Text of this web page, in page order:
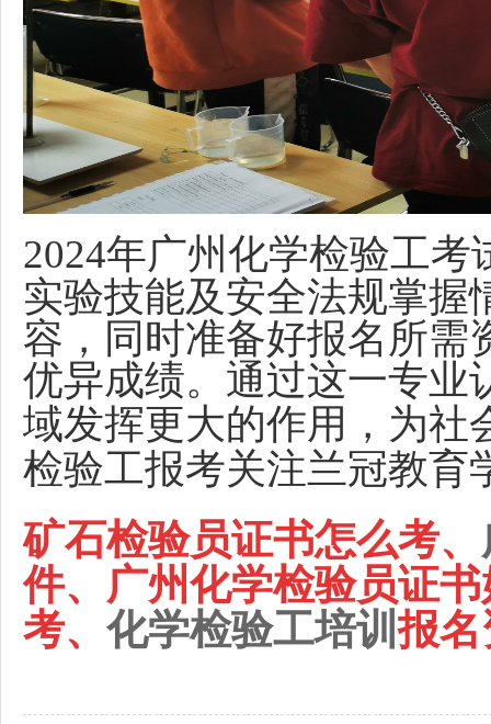
2024年广州化学检验工考
实验技能及安全法规掌握
容，同时准备好报名所需
优异成绩。通过这一专业
域发挥更大的作用，为社
检验工报考关注兰冠教育
矿石检验员证书怎么考、
件、广州化学检验员证
考、 化学检验工培训报